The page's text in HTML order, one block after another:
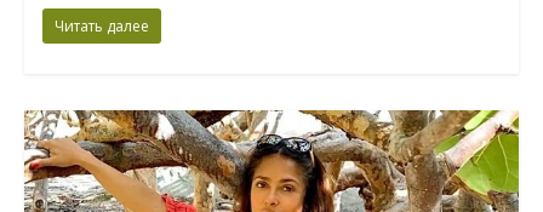
Читать далее